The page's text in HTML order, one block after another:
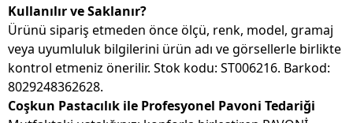
Kullanılır ve Saklanır?
Ürünü sipariş etmeden önce ölçü, renk, model, gramaj
veya uyumluluk bilgilerini ürün adı ve görsellerle birlikte
kontrol etmeniz önerilir. Stok kodu: ST006216. Barkod:
8029248362628.
Coşkun Pastacılık ile Profesyonel Pavoni Tedariği